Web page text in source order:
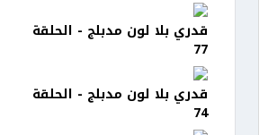
قدري بلا لون مدبلج - الحلقة
77
قدري بلا لون مدبلج - الحلقة
74